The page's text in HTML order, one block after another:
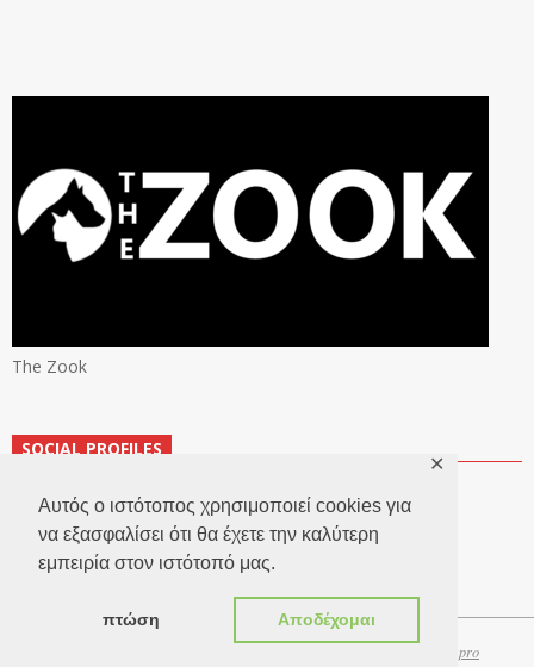
Αυτός ο ιστότοπος χρησιμοποιεί cookies για
να εξασφαλίσει ότι θα έχετε την καλύτερη
εμπειρία στον ιστότοπό μας.
πτώση Αποδέχομαι
✕
The Zook
SOCIAL PROFILES
Websitepro